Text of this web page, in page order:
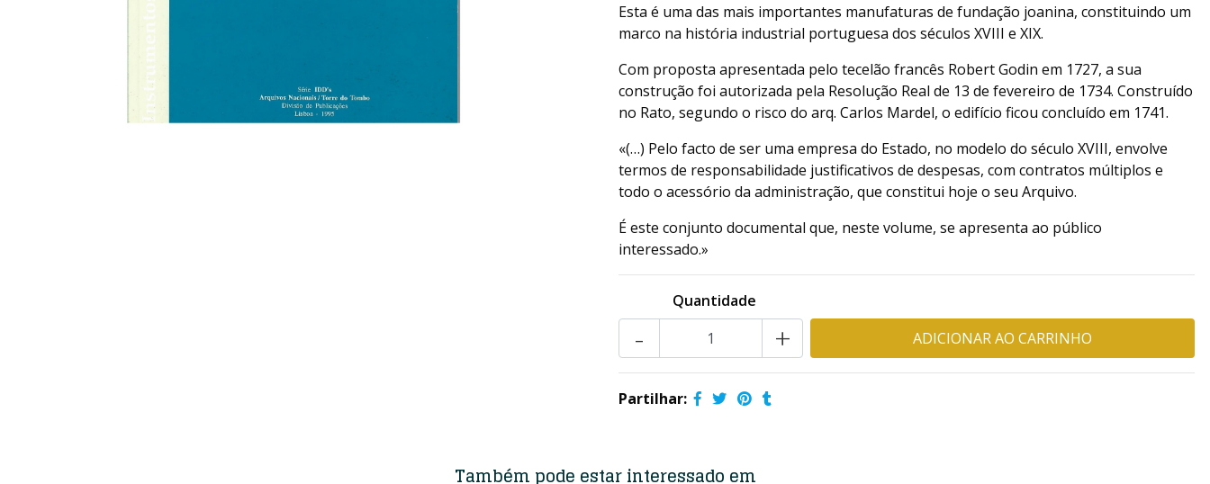
Esta é uma das mais importantes manufaturas de fundação joanina, constituindo um
marco na história industrial portuguesa dos séculos XVIII e XIX.
Com proposta apresentada pelo tecelão francês Robert Godin em 1727, a sua
construção foi autorizada pela Resolução Real de 13 de fevereiro de 1734. Construído
no Rato, segundo o risco do arq. Carlos Mardel, o edifício ficou concluído em 1741.
«(…) Pelo facto de ser uma empresa do Estado, no modelo do século XVIII, envolve
termos de responsabilidade justificativos de despesas, com contratos múltiplos e
todo o acessório da administração, que constitui hoje o seu Arquivo.
É este conjunto documental que, neste volume, se apresenta ao público
interessado.»
Quantidade
+
-
Partilhar:
Também pode estar interessado em